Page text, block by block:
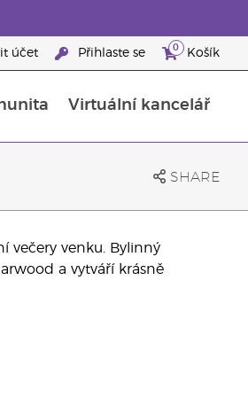
účet Přihlaste se 0 Košík
Virtuální kancelář
SHARE
večery venku. Bylinný
a vytváří krásně